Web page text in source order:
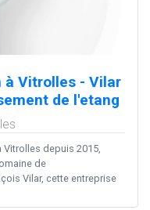
à Vitrolles - Vilar
de l'etang
Vitrolles depuis 2015,
de
Vilar, cette entreprise